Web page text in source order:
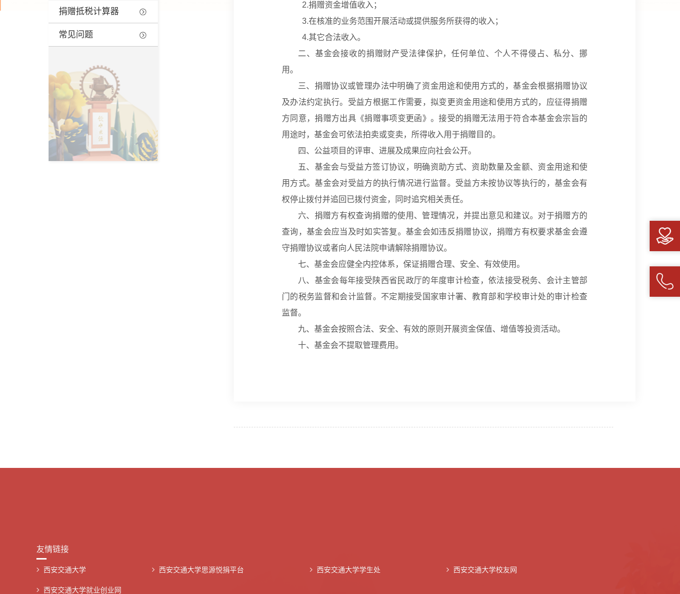
捐赠抵税计算器
常见问题
2.捐赠资金增值收入；
3.在核准的业务范围开展活动或提供服务所获得的收入；
4.其它合法收入。
二、基金会接收的捐赠财产受法律保护，任何单位、个人不得侵占、私分、挪
用。
三、捐赠协议或管理办法中明确了资金用途和使用方式的，基金会根据捐赠协议
及办法约定执行。受益方根据工作需要，拟变更资金用途和使用方式的，应征得捐赠
方同意，捐赠方出具《捐赠事项变更函》。接受的捐赠无法用于符合本基金会宗旨的
用途时，基金会可依法拍卖或变卖，所得收入用于捐赠目的。
四、公益项目的评审、进展及成果应向社会公开。
五、基金会与受益方签订协议，明确资助方式、资助数量及金额、资金用途和使
用方式。基金会对受益方的执行情况进行监督。受益方未按协议等执行的，基金会有
权停止拨付并追回已拨付资金，同时追究相关责任。
六、捐赠方有权查询捐赠的使用、管理情况，并提出意见和建议。对于捐赠方的
查询，基金会应当及时如实答复。基金会如违反捐赠协议，捐赠方有权要求基金会遵
守捐赠协议或者向人民法院申请解除捐赠协议。
七、基金会应健全内控体系，保证捐赠合理、安全、有效使用。
八、基金会每年接受陕西省民政厅的年度审计检查，依法接受税务、会计主管部
门的税务监督和会计监督。不定期接受国家审计署、教育部和学校审计处的审计检查
监督。
九、基金会按照合法、安全、有效的原则开展资金保值、增值等投资活动。
十、基金会不提取管理费用。
友情链接
西安交通大学 西安交通大学思源悦捐平台 西安交通大学学生处 西安交通大学校友网
西安交通大学就业创业网